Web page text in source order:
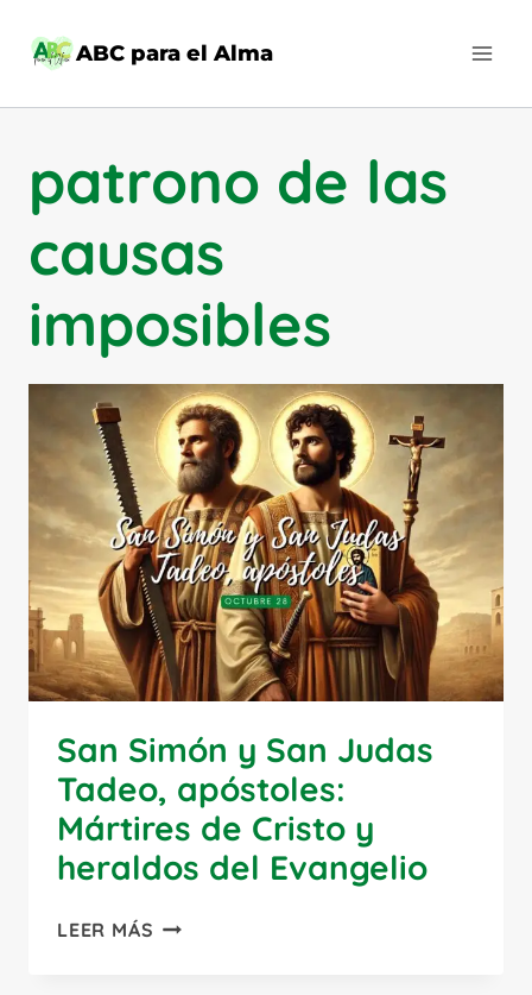
ABC para el Alma
patrono de las
causas
imposibles
San Simón y San Judas
Tadeo, apóstoles:
Mártires de Cristo y
heraldos del Evangelio
LEER MÁS SAN